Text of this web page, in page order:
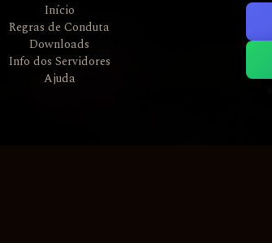
Início
Regras de Conduta
Downloads
Info dos Servidores
Ajuda